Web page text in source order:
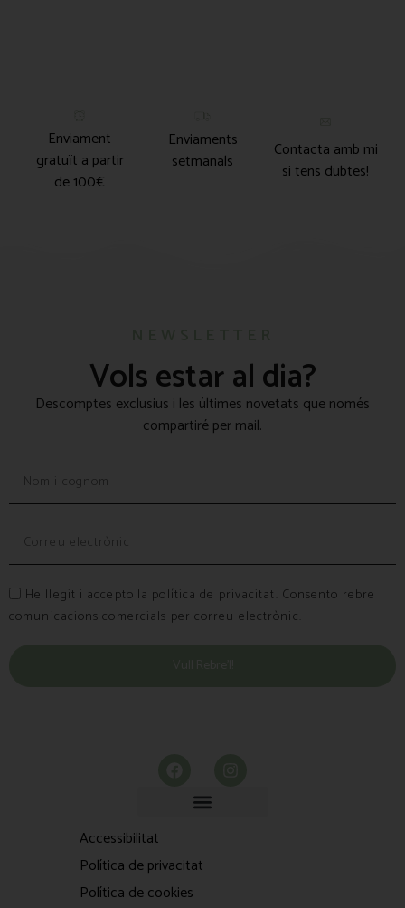
Enviament
gratuït a partir
de 100€
Enviaments
setmanals
Contacta amb mi
si tens dubtes!
Vols estar al dia?
Descomptes exclusius i les últimes novetats que només
compartiré per mail.
He llegit i accepto la política de privacitat. Consento rebre
comunicacions comercials per correu electrònic.
Accessibilitat
Política de privacitat
Política de cookies